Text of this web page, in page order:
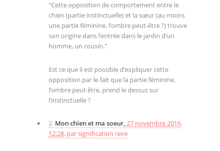
"Cette opposition de comportement entre le
chien (partie instinctuelle) et la sœur (au moins
une partie féminine, l’ombre peut-être ?) trouve
son origine dans l’entrée dans le jardin d’un
homme, un cousin."
Est ce que il est possible d’expliquer cette
opposition par le fait que la partie féminine,
l’ombre peut être, prend le dessus sur
l’instinctuelle ?
2. Mon chien et ma soeur,27 novembre 2016,
12:28, parsignification reve